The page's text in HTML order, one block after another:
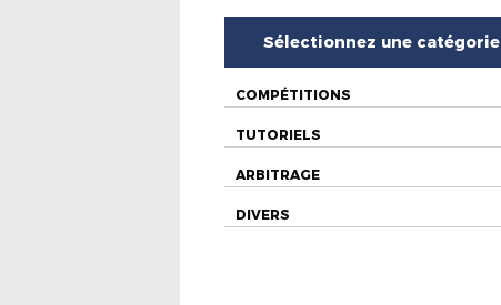
Sélectionnez une catégorie
COMPÉTITIONS
TUTORIELS
ARBITRAGE
DIVERS